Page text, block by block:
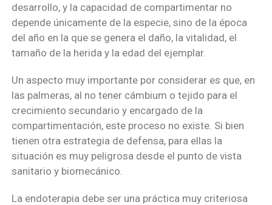
desarrollo, y la capacidad de compartimentar no
depende únicamente de la especie, sino de la época
del año en la que se genera el daño, la vitalidad, el
tamaño de la herida y la edad del ejemplar.
Un aspecto muy importante por considerar es que, en
las palmeras, al no tener cámbium o tejido para el
crecimiento secundario y encargado de la
compartimentación, este proceso no existe. Si bien
tienen otra estrategia de defensa, para ellas la
situación es muy peligrosa desde el punto de vista
sanitario y biomecánico.
La endoterapia debe ser una práctica muy criteriosa